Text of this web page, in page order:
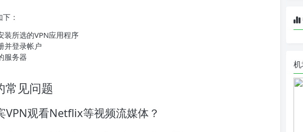
：
装所选的VPN应用程序
并登录帐户
服务器
常见问题
VPN观看Netflix等视频流媒体？